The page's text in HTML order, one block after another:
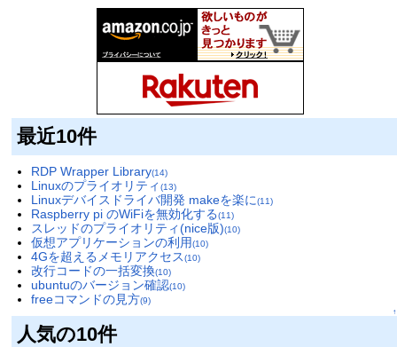
最近10件
RDP Wrapper Library(14)
Linuxのプライオリティ (13)
Linuxデバイスドライバ開発 makeを楽に(11)
Raspberry pi のWiFiを無効化する(11)
スレッドのプライオリティ(nice版)(10)
仮想アプリケーションの利用(10)
4Gを超えるメモリアクセス(10)
改行コードの一括変換(10)
ubuntuのバージョン確認(10)
freeコマンドの見方(9)
↑
人気の10件